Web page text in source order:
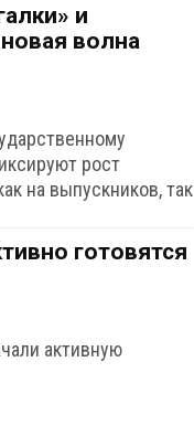
и
волна
рост
на выпускников, так
готовятся
активную